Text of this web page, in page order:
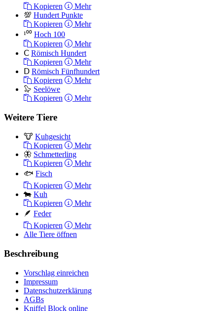
Kopieren
Mehr
💯 Hundert Punkte
Kopieren
Mehr
¹⁰⁰ Hoch 100
Kopieren
Mehr
Ⅽ Römisch Hundert
Kopieren
Mehr
Ⅾ Römisch Fünfhundert
Kopieren
Mehr
🦭 Seelöwe
Kopieren
Mehr
Weitere Tiere
🐮 Kuhgesicht
Kopieren
Mehr
🦋 Schmetterling
Kopieren
Mehr
🐟 Fisch
Kopieren
Mehr
🐄 Kuh
Kopieren
Mehr
🪶 Feder
Kopieren
Mehr
Alle Tiere öffnen
Beschreibung
Vorschlag einreichen
Impressum
Datenschutzerklärung
AGBs
Kniffel Block online